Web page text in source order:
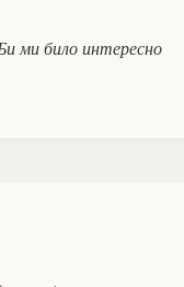
ми било интересно